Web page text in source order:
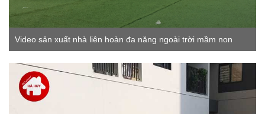
Video sản xuất nhà liên hoàn đa năng ngoài trời mầm non